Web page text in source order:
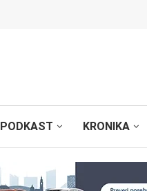
PODKAST KRONIKA